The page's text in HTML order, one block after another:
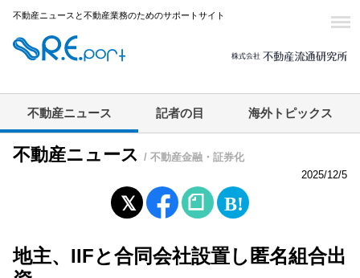
不動産ニュースと不動産業務のためのサポートサイト
不動産ニュース 記者の目 海外トピックス
不動産ニュース / 不動産金融・証券化
2025/12/5
地主、IIFと合同会社設置し匿名組合出